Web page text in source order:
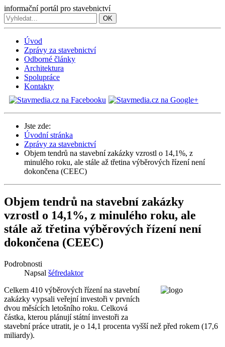
informační portál pro stavebnictví
OK
Úvod
Zprávy za stavebnictví
Odborné články
Architektura
Spolupráce
Kontakty
Jste zde:
Úvodní stránka
Zprávy za stavebnictví
Objem tendrů na stavební zakázky vzrostl o 14,1%, z
minulého roku, ale stále až třetina výběrových řízení není
dokončena (CEEC)
Objem tendrů na stavební zakázky
vzrostl o 14,1%, z minulého roku, ale
stále až třetina výběrových řízení není
dokončena (CEEC)
Podrobnosti
Napsal šéfredaktor
Celkem 410 výběrových řízení na stavební
zakázky vypsali veřejní investoři v prvních
dvou měsících letošního roku. Celková
částka, kterou plánují státní investoři za
stavební práce utratit, je o 14,1 procenta vyšší než před rokem (17,6
miliardy).